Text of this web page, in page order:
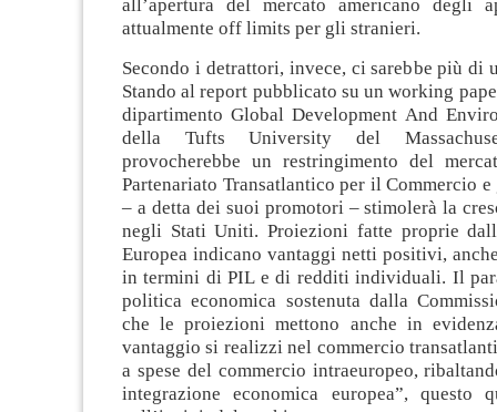
all’apertura del mercato americano degli
attualmente off limits per gli stranieri.
Secondo i detrattori, invece, ci sarebbe più di
Stando al report pubblicato su un working
dipartimento Global Development And
della Tufts University del
provocherebbe un restringimento del
Partenariato Transatlantico per il Commercio
– a detta dei suoi promotori – stimolerà la
negli Stati Uniti. Proiezioni fatte proprie
Europea indicano vantaggi netti positivi,
in termini di PIL e di redditi individuali. Il
politica economica sostenuta dalla
che le proiezioni mettono anche in
vantaggio si realizzi nel commercio
a spese del commercio intraeuropeo,
integrazione economica europea”, questo